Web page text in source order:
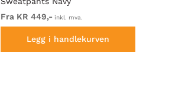
Fra KR 449,- inkl. mva.
Legg i handlekurven